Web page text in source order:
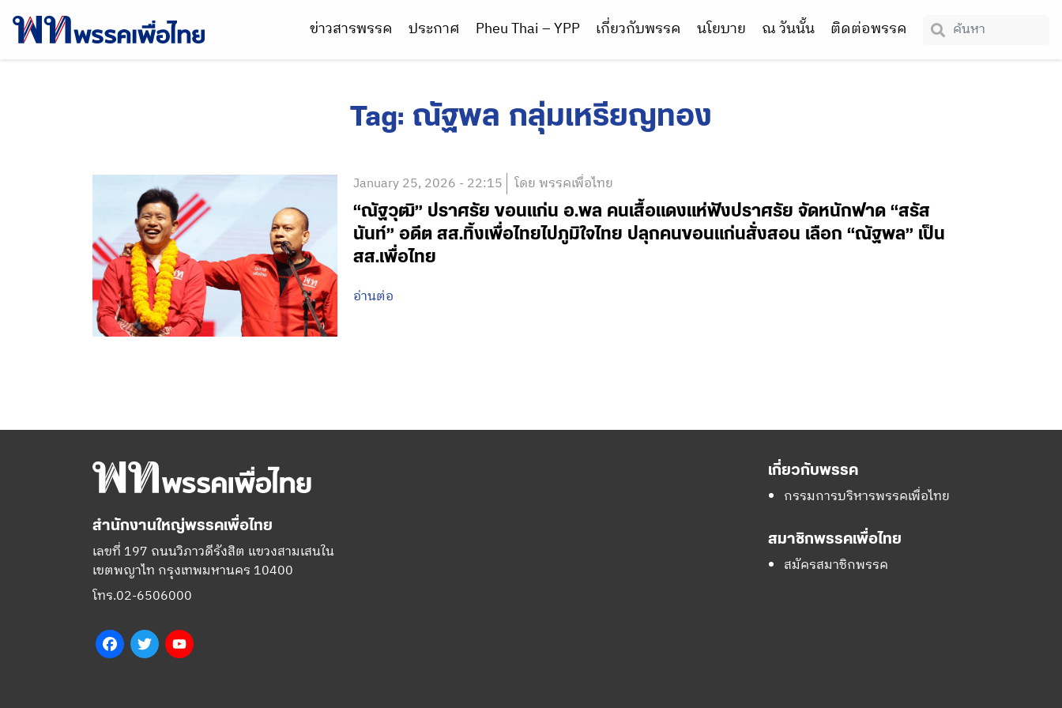
ข่าวสารพรรค ประกาศ Pheu Thai – YPP เกี่ยวกับพรรค นโยบาย ณ วันนั้น ติดต่อพรรค
Tag: ณัฐพล กลุ่มเหรียญทอง
January 25, 2026 - 22:15 โดย พรรคเพื่อไทย
“ณัฐวุฒิ” ปราศรัย ขอนแก่น อ.พล คนเสื้อแดงแห่ฟังปราศรัย จัดหนักฟาด “สรัส
นันท์” อดีต สส.ทิ้งเพื่อไทยไปภูมิใจไทย ปลุกคนขอนแก่นสั่งสอน เลือก “ณัฐพล” เป็น
สส.เพื่อไทย
อ่านต่อ
สำนักงานใหญ่พรรคเพื่อไทย
เลขที่ 197 ถนนวิภาวดีรังสิต แขวงสามเสนใน
เขตพญาไท กรุงเทพมหานคร 10400
โทร.02-6506000
FacebookTwitter
เกี่ยวกับพรรค
กรรมการบริหารพรรคเพื่อไทย
สมาชิกพรรคเพื่อไทย
สมัครสมาชิกพรรค